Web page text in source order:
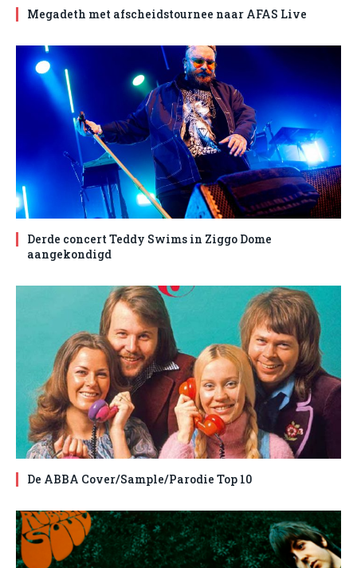
Megadeth met afscheidstournee naar AFAS Live
Derde concert Teddy Swims in Ziggo Dome
aangekondigd
De ABBA Cover/Sample/Parodie Top 10